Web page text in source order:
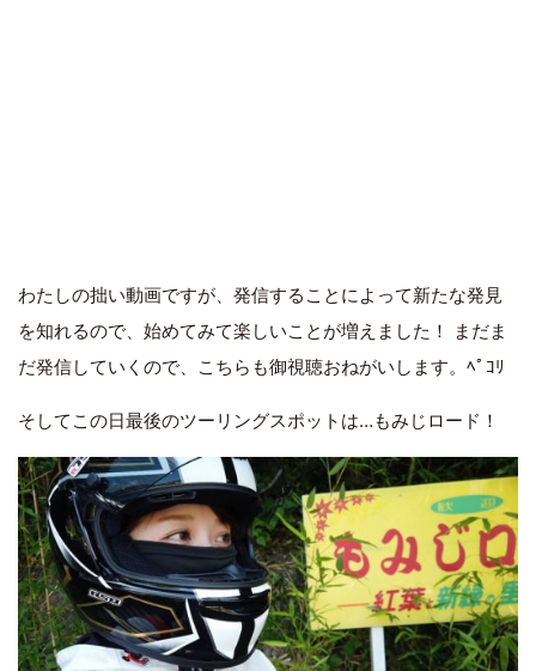
わたしの拙い動画ですが、発信することによって新たな発見
を知れるので、始めてみて楽しいことが増えました！ まだま
だ発信していくので、こちらも御視聴おねがいします。ﾍﾟｺﾘ
そしてこの日最後のツーリングスポットは…もみじロード！